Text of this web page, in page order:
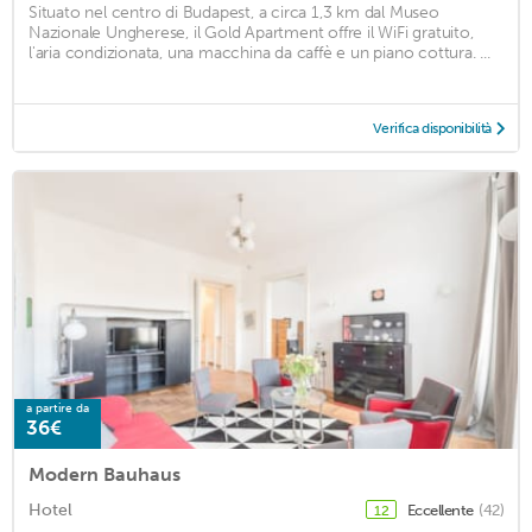
Situato nel centro di Budapest, a circa 1,3 km dal Museo
Nazionale Ungherese, il Gold Apartment offre il WiFi gratuito,
l'aria condizionata, una macchina da caffè e un piano cottura. ...
Verifica disponibilità
a partire da
36€
Modern Bauhaus
Hotel 12 Eccellente (42)